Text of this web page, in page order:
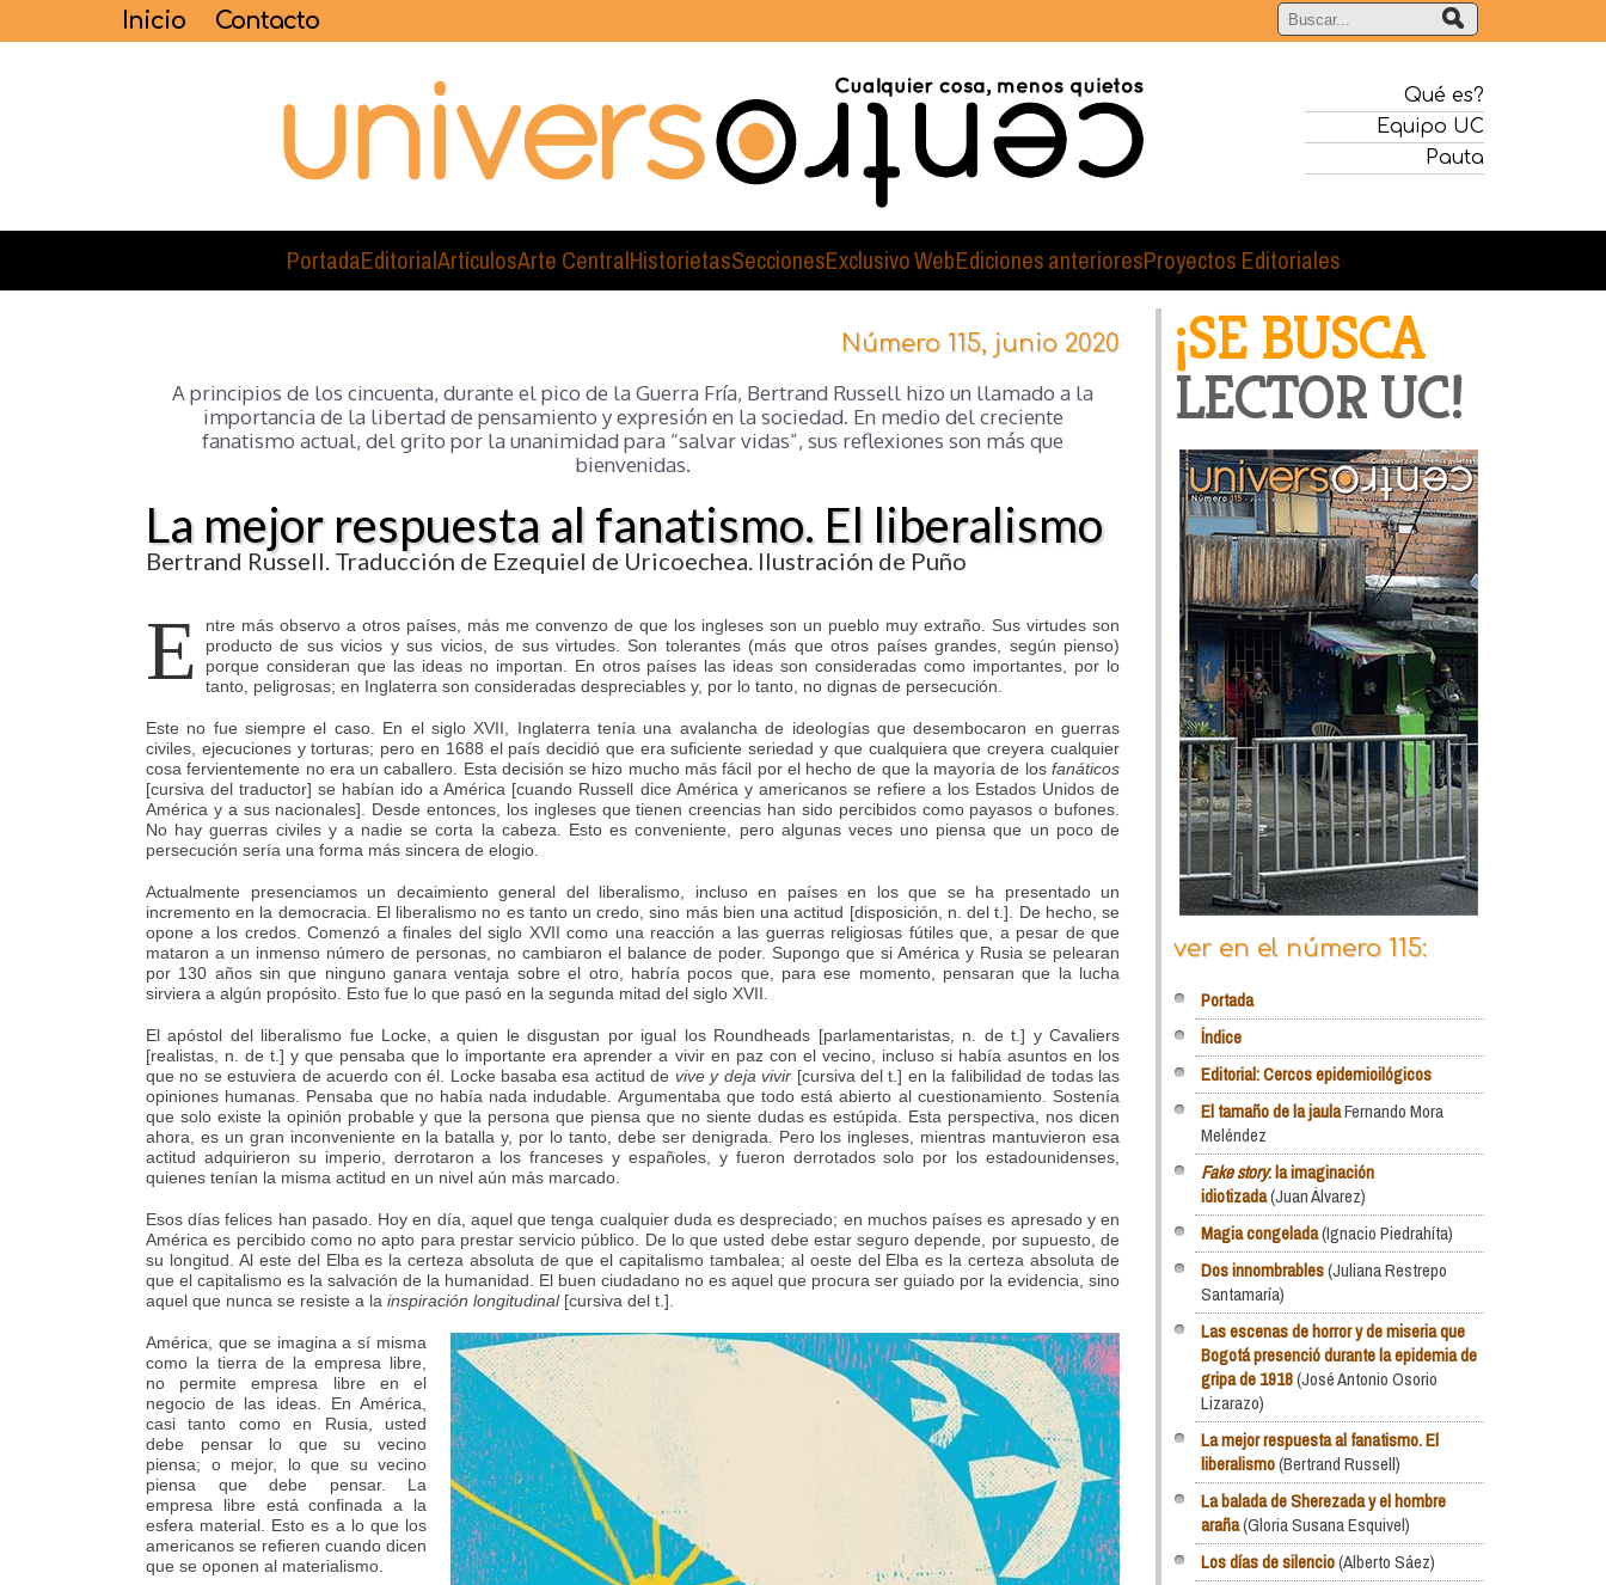
Inicio Contacto
Qué es?
Equipo UC
Pauta
PortadaEditorialArtículosArte CentralHistorietasSeccionesExclusivo WebEdiciones anterioresProyectos Editoriales
Número 115, junio 2020
A principios de los cincuenta, durante el pico de la Guerra Fría, Bertrand Russell hizo un llamado a la
importancia de la libertad de pensamiento y expresión en la sociedad. En medio del creciente
fanatismo actual, del grito por la unanimidad para “salvar vidas”, sus reflexiones son más que
bienvenidas.
La mejor respuesta al fanatismo. El liberalismo
Bertrand Russell. Traducción de Ezequiel de Uricoechea. Ilustración de Puño
E
ntre más observo a otros países, más me convenzo de que los ingleses son un pueblo muy extraño. Sus virtudes son
producto de sus vicios y sus vicios, de sus virtudes. Son tolerantes (más que otros países grandes, según pienso)
porque consideran que las ideas no importan. En otros países las ideas son consideradas como importantes, por lo
tanto, peligrosas; en Inglaterra son consideradas despreciables y, por lo tanto, no dignas de persecución.
Este no fue siempre el caso. En el siglo XVII, Inglaterra tenía una avalancha de ideologías que desembocaron en guerras
civiles, ejecuciones y torturas; pero en 1688 el país decidió que era suficiente seriedad y que cualquiera que creyera cualquier
cosa fervientemente no era un caballero. Esta decisión se hizo mucho más fácil por el hecho de que la mayoría de los fanáticos
[cursiva del traductor] se habían ido a América [cuando Russell dice América y americanos se refiere a los Estados Unidos de
América y a sus nacionales]. Desde entonces, los ingleses que tienen creencias han sido percibidos como payasos o bufones.
No hay guerras civiles y a nadie se corta la cabeza. Esto es conveniente, pero algunas veces uno piensa que un poco de
persecución sería una forma más sincera de elogio.
Actualmente presenciamos un decaimiento general del liberalismo, incluso en países en los que se ha presentado un
incremento en la democracia. El liberalismo no es tanto un credo, sino más bien una actitud [disposición, n. del t.]. De hecho, se
opone a los credos. Comenzó a finales del siglo XVII como una reacción a las guerras religiosas fútiles que, a pesar de que
mataron a un inmenso número de personas, no cambiaron el balance de poder. Supongo que si América y Rusia se pelearan
por 130 años sin que ninguno ganara ventaja sobre el otro, habría pocos que, para ese momento, pensaran que la lucha
sirviera a algún propósito. Esto fue lo que pasó en la segunda mitad del siglo XVII.
El apóstol del liberalismo fue Locke, a quien le disgustan por igual los Roundheads [parlamentaristas, n. de t.] y Cavaliers
[realistas, n. de t.] y que pensaba que lo importante era aprender a vivir en paz con el vecino, incluso si había asuntos en los
que no se estuviera de acuerdo con él. Locke basaba esa actitud de vive y deja vivir [cursiva del t.] en la falibilidad de todas las
opiniones humanas. Pensaba que no había nada indudable. Argumentaba que todo está abierto al cuestionamiento. Sostenía
que solo existe la opinión probable y que la persona que piensa que no siente dudas es estúpida. Esta perspectiva, nos dicen
ahora, es un gran inconveniente en la batalla y, por lo tanto, debe ser denigrada. Pero los ingleses, mientras mantuvieron esa
actitud adquirieron su imperio, derrotaron a los franceses y españoles, y fueron derrotados solo por los estadounidenses,
quienes tenían la misma actitud en un nivel aún más marcado.
Esos días felices han pasado. Hoy en día, aquel que tenga cualquier duda es despreciado; en muchos países es apresado y en
América es percibido como no apto para prestar servicio público. De lo que usted debe estar seguro depende, por supuesto, de
su longitud. Al este del Elba es la certeza absoluta de que el capitalismo tambalea; al oeste del Elba es la certeza absoluta de
que el capitalismo es la salvación de la humanidad. El buen ciudadano no es aquel que procura ser guiado por la evidencia, sino
aquel que nunca se resiste a la inspiración longitudinal[cursiva del t.].
América, que se imagina a sí misma
como la tierra de la empresa libre,
no permite empresa libre en el
negocio de las ideas. En América,
casi tanto como en Rusia, usted
debe pensar lo que su vecino
piensa; o mejor, lo que su vecino
piensa que debe pensar. La
empresa libre está confinada a la
esfera material. Esto es a lo que los
americanos se refieren cuando dicen
que se oponen al materialismo.
¡SE BUSCA
LECTOR UC!
ver en el número 115:
Portada
Índice
Editorial: Cercos epidemioilógicos
El tamaño de la jaulaFernando Mora
Meléndez
Fake story: la imaginación
idiotizada(Juan Álvarez)
Magia congelada(Ignacio Piedrahíta)
Dos innombrables(Juliana Restrepo
Santamaría)
Las escenas de horror y de miseria que
Bogotá presenció durante la epidemia de
gripa de 1918(José Antonio Osorio
Lizarazo)
La mejor respuesta al fanatismo. El
liberalismo(Bertrand Russell)
La balada de Sherezada y el hombre
araña(Gloria Susana Esquivel)
Los días de silencio(Alberto Sáez)